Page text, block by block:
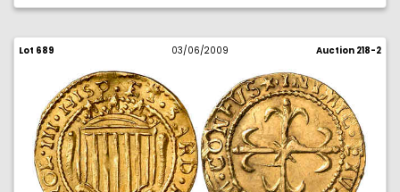
Lot 689 03/06/2009 Auction 218-2